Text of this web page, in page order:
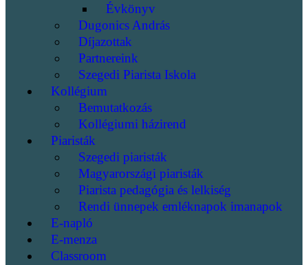
Évkönyv
Dugonics András
Díjazottak
Partnereink
Szegedi Piarista Iskola
Kollégium
Bemutatkozás
Kollégiumi házirend
Piaristák
Szegedi piaristák
Magyarországi piaristák
Piarista pedagógia és lelkiség
Rendi ünnepek emléknapok imanapok
E-napló
E-menza
Classroom